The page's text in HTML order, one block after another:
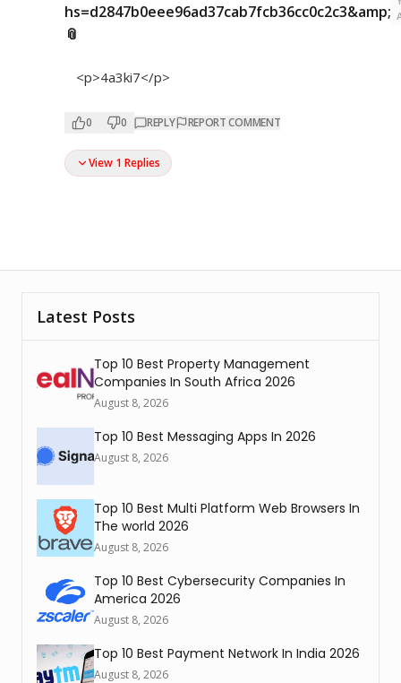
hs=d2847b0eee96ad37cab7fcb36cc0c2c3&amp;
📎
<p>4a3ki7</p>
0 0 REPLY REPORT COMMENT
View 1 Replies
Latest Posts
Top 10 Best Property Management
Companies In South Africa 2026
August 8, 2026
Top 10 Best Messaging Apps In 2026
August 8, 2026
Top 10 Best Multi Platform Web Browsers In
The world 2026
August 8, 2026
Top 10 Best Cybersecurity Companies In
America 2026
August 8, 2026
Top 10 Best Payment Network In India 2026
August 8, 2026